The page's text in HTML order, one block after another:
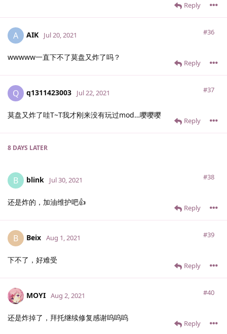
Reply
A AIK #36
Jul 20, 2021
wwwww一直下不了莫盘又炸了吗？
Reply
Q q1311423003 #37
Jul 22, 2021
莫盘又炸了哇T~T我才刚来没有玩过mod…嘤嘤嘤
Reply
8 DAYS LATER
B blink #38
Jul 30, 2021
还是炸的，加油维护吧👍
Reply
B Beix #39
Aug 1, 2021
下不了，好难受
Reply
MOYI #40
Aug 2, 2021
还是炸掉了，拜托继续修复感谢呜呜呜
Reply